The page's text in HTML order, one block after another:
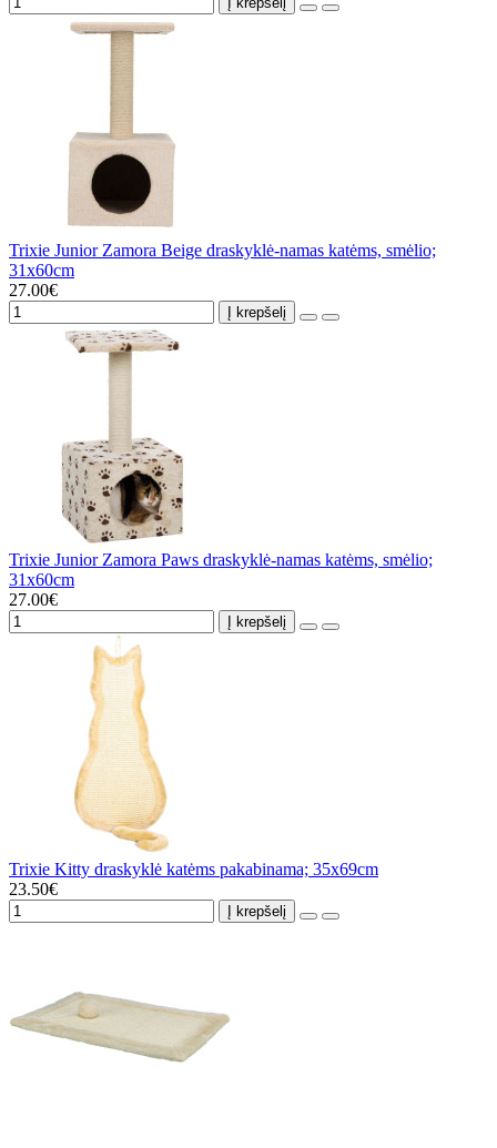
Trixie Junior Zamora Beige draskyklė-namas katėms, smėlio;
31x60cm
27.00€
Į krepšelį
Trixie Junior Zamora Paws draskyklė-namas katėms, smėlio;
31x60cm
27.00€
Į krepšelį
Trixie Kitty draskyklė katėms pakabinama; 35x69cm
23.50€
Į krepšelį